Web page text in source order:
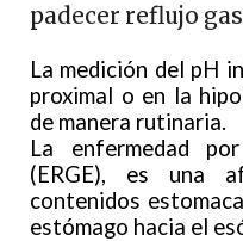
padecer reflujo
La medición del pH
proximal o en la
de manera rutinaria.
La enfermedad
(ERGE), es una
contenidos
estómago hacia el